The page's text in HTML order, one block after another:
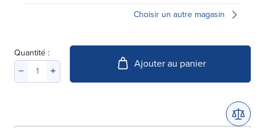
Choisir un autre magasin
Quantité :
Ajouter au panier